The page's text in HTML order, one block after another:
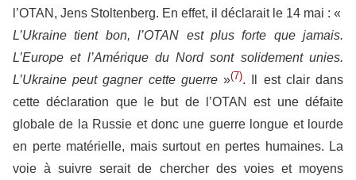
l’OTAN, Jens Stoltenberg. En effet, il déclarait le 14 mai : «
L’Ukraine tient bon, l’OTAN est plus forte que jamais.
L’Europe et l’Amérique du Nord sont solidement unies.
L’Ukraine peut gagner cette guerre»(7). Il est clair dans
cette déclaration que le but de l’OTAN est une défaite
globale de la Russie et donc une guerre longue et lourde
en perte matérielle, mais surtout en pertes humaines. La
voie à suivre serait de chercher des voies et moyens